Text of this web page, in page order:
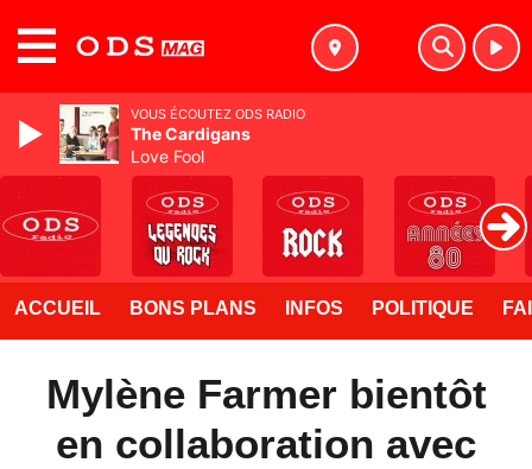
ACCUEIL BONS PLANS INFOS POLITIQUE
Mylène Farmer bientôt
en collaboration avec
VOUS ÉCOUTEZ ODS RADIO
The Cardigans
Love Fool